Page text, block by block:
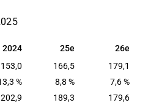
toiminnot sijaitsevat
2024 25e 26e
2024 25e
26e
153,0 166,5
179,1
% 8,8 %
7,6 %
202,9 189,3
179,6